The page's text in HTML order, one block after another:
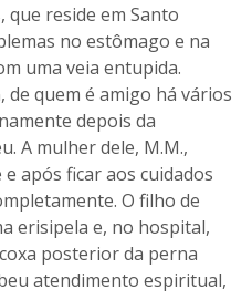
que reside em Santo
no estômago e na
uma veia entupida.
de quem é amigo há vários
depois da
A mulher dele, M.M.,
após ficar aos cuidados
O filho de
erisipela e, no hospital,
posterior da perna
atendimento espiritual,